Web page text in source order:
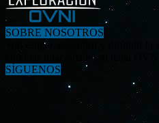
SOBRE NOSOTROS
«Investigar, descubrir y difundir la
enigmas relacionados al tema
SÍGUENOS